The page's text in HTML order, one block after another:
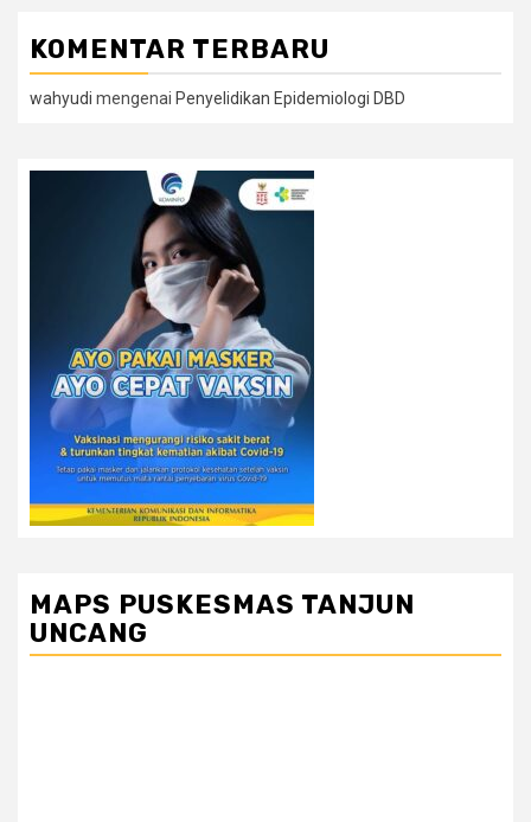
KOMENTAR TERBARU
wahyudi mengenai Penyelidikan Epidemiologi DBD
MAPS PUSKESMAS TANJUN
UNCANG